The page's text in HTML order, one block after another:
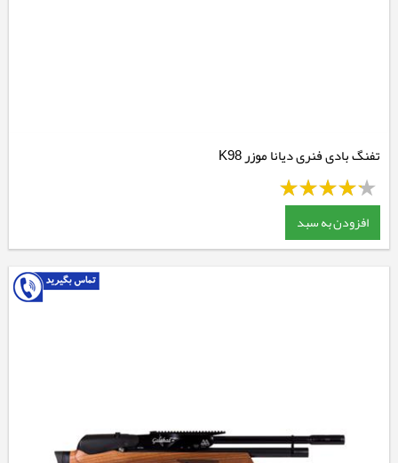
تفنگ بادی فنری دیانا موزر K98
افزودن به سبد